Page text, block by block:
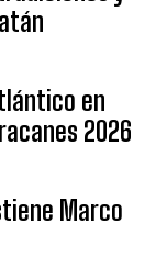
en
2026
Marco